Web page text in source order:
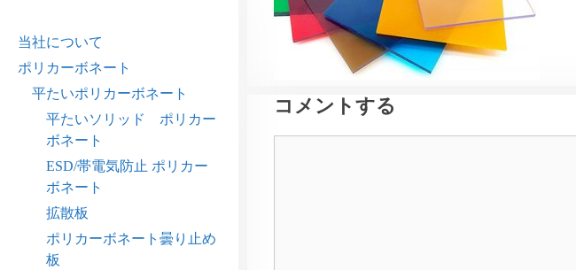
コメントする
当社について
ポリカーボネート
平たいポリカーボネート
平たいソリッド ポリカー
ボネート
ESD/帯電気防止 ポリカー
ボネート
拡散板
ポリカーボネート曇り止め
板